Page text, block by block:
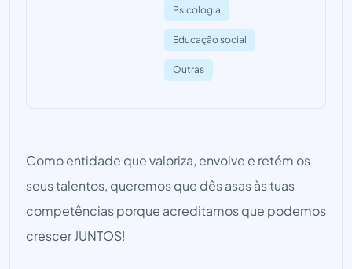
Psicologia
Educação social
Outras
Como entidade que valoriza, envolve e retém os
seus talentos, queremos que dês asas às tuas
competências porque acreditamos que podemos
crescer JUNTOS!